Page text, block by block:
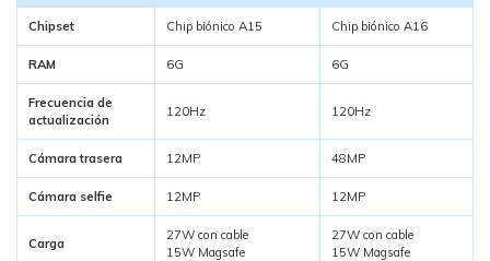
Chipset Chip biónico A15 Chip biónico A16
RAM 6G 6G
Frecuencia de
actualización
120Hz 120Hz
Cámara trasera 12MP 48MP
Cámara selfie 12MP 12MP
Carga
27W con cable
15W Magsafe
27W con cable
15W Magsafe